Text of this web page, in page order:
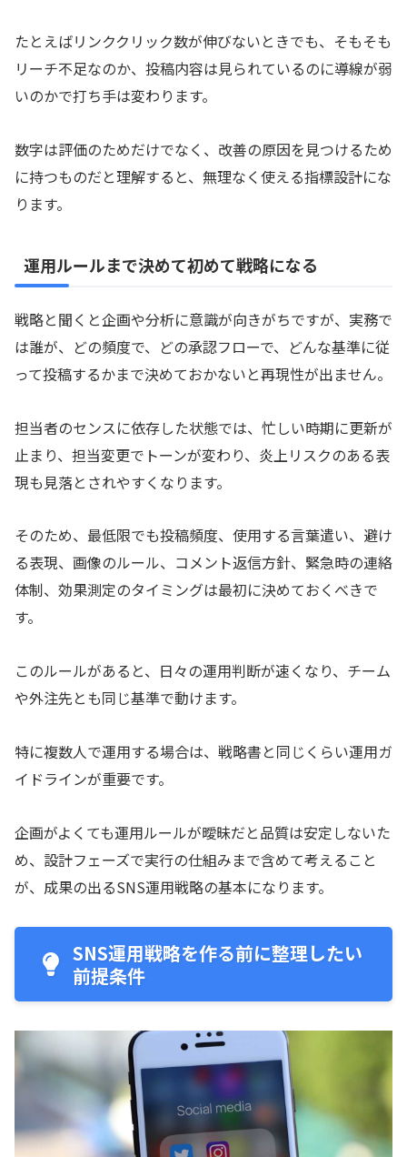
たとえばリンククリック数が伸びないときでも、そもそも
リーチ不足なのか、投稿内容は見られているのに導線が弱
いのかで打ち手は変わります。
数字は評価のためだけでなく、改善の原因を見つけるため
に持つものだと理解すると、無理なく使える指標設計にな
ります。
運用ルールまで決めて初めて戦略になる
戦略と聞くと企画や分析に意識が向きがちですが、実務で
は誰が、どの頻度で、どの承認フローで、どんな基準に従
って投稿するかまで決めておかないと再現性が出ません。
担当者のセンスに依存した状態では、忙しい時期に更新が
止まり、担当変更でトーンが変わり、炎上リスクのある表
現も見落とされやすくなります。
そのため、最低限でも投稿頻度、使用する言葉遣い、避け
る表現、画像のルール、コメント返信方針、緊急時の連絡
体制、効果測定のタイミングは最初に決めておくべきで
す。
このルールがあると、日々の運用判断が速くなり、チーム
や外注先とも同じ基準で動けます。
特に複数人で運用する場合は、戦略書と同じくらい運用ガ
イドラインが重要です。
企画がよくても運用ルールが曖昧だと品質は安定しないた
め、設計フェーズで実行の仕組みまで含めて考えること
が、成果の出るSNS運用戦略の基本になります。
SNS運用戦略を作る前に整理したい
前提条件